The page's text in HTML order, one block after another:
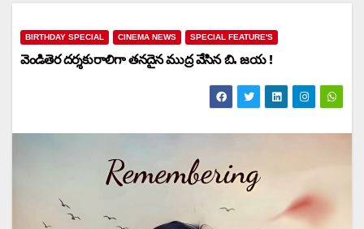
BIRTHDAY SPECIAL CINEMA NEWS SPECIAL FEATURE'S
వెండితెర దర్శకురాలిగా తనదైన ముద్ర వేసిన బి. జయ !